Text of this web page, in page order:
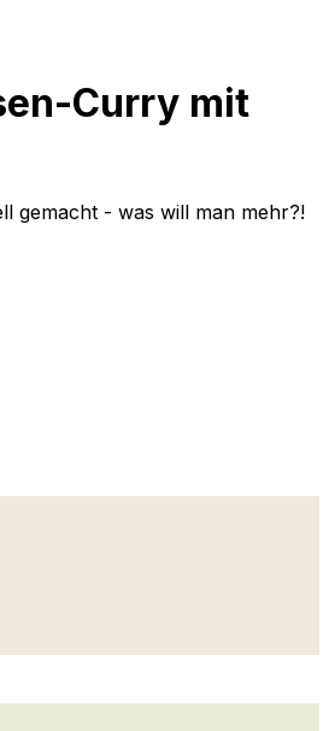
Curry mit
gemacht - was will man mehr?!